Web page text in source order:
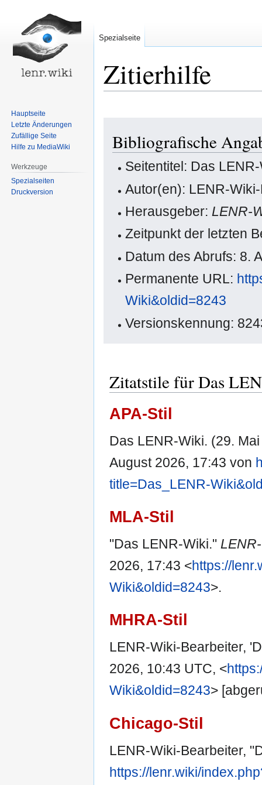
Zitierhilfe
Navigation
springen
Suche
springen
Bibliografische
Seitentitel: Das
Autor(en): LENR-
Herausgeber: LENR-
Zeitpunkt der letzten
Datum des Abrufs: 8.
Permanente URL:
Wiki&oldid=8243
Versionskennung:
Zitatstile für Das
APA-Stil
Das LENR-Wiki. (29.
August 2026, 17:43 von
title=Das_LENR-
MLA-Stil
"Das LENR-Wiki."
2026, 17:43 <https://
Wiki&oldid=8243>.
MHRA-Stil
LENR-Wiki-Bearbeiter,
2026, 10:43 UTC, <
Wiki&oldid=8243>
Chicago-Stil
LENR-Wiki-Bearbeiter,
https://lenr.wiki/
Spezialseite
Hauptseite
Letzte Änderungen
Zufällige Seite
Hilfe zu MediaWiki
Werkzeuge
Spezialseiten
Druckversion